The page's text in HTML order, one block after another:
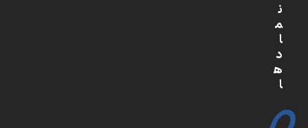
ن
م
ا
د
ه
ا